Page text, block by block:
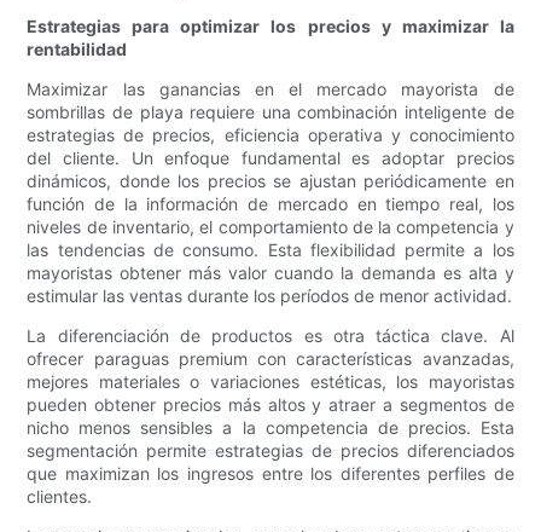
Estrategias para optimizar los precios y maximizar la
rentabilidad
Maximizar las ganancias en el mercado mayorista de
sombrillas de playa requiere una combinación inteligente de
estrategias de precios, eficiencia operativa y conocimiento
del cliente. Un enfoque fundamental es adoptar precios
dinámicos, donde los precios se ajustan periódicamente en
función de la información de mercado en tiempo real, los
niveles de inventario, el comportamiento de la competencia y
las tendencias de consumo. Esta flexibilidad permite a los
mayoristas obtener más valor cuando la demanda es alta y
estimular las ventas durante los períodos de menor actividad.
La diferenciación de productos es otra táctica clave. Al
ofrecer paraguas premium con características avanzadas,
mejores materiales o variaciones estéticas, los mayoristas
pueden obtener precios más altos y atraer a segmentos de
nicho menos sensibles a la competencia de precios. Esta
segmentación permite estrategias de precios diferenciados
que maximizan los ingresos entre los diferentes perfiles de
clientes.